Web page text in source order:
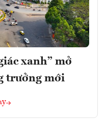
xanh” mở
trưởng mới